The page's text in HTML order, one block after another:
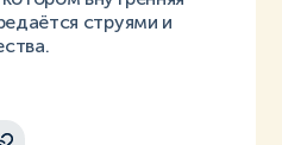
струями и